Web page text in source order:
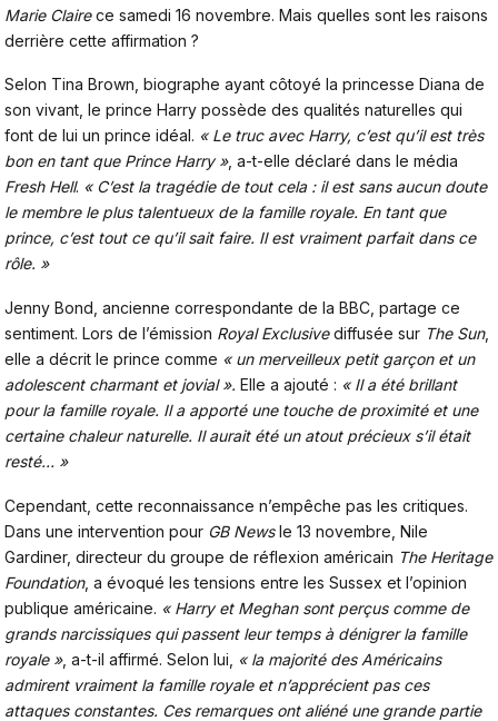
Marie Clairece samedi 16 novembre. Mais quelles sont les raisons
derrière cette affirmation ?
Selon Tina Brown, biographe ayant côtoyé la princesse Diana de
son vivant, le prince Harry possède des qualités naturelles qui
font de lui un prince idéal. « Le truc avec Harry, c’est qu’il est très
bon en tant que Prince Harry », a-t-elle déclaré dans le média
Fresh Hell. « C’est la tragédie de tout cela : il est sans aucun doute
le membre le plus talentueux de la famille royale. En tant que
prince, c’est tout ce qu’il sait faire. Il est vraiment parfait dans ce
rôle. »
Jenny Bond , ancienne correspondante de la BBC, partage ce
sentiment. Lors de l’émission Royal Exclusivediffusée sur The Sun,
elle a décrit le prince comme « un merveilleux petit garçon et un
adolescent charmant et jovial ». Elle a ajouté : « Il a été brillant
pour la famille royale. Il a apporté une touche de proximité et une
certaine chaleur naturelle. Il aurait été un atout précieux s’il était
resté… »
Cependant, cette reconnaissance n’empêche pas les critiques.
Dans une intervention pour GB Newsle 13 novembre, Nile
Gardiner, directeur du groupe de réflexion américain The Heritage
Foundation, a évoqué les tensions entre les Sussex et l’opinion
publique américaine. « Harry et Meghan sont perçus comme de
grands narcissiques qui passent leur temps à dénigrer la famille
royale », a-t-il affirmé. Selon lui,
« la majorité des Américains
admirent vraiment la famille royale et n’apprécient pas ces
attaques constantes. Ces remarques ont aliéné une grande partie